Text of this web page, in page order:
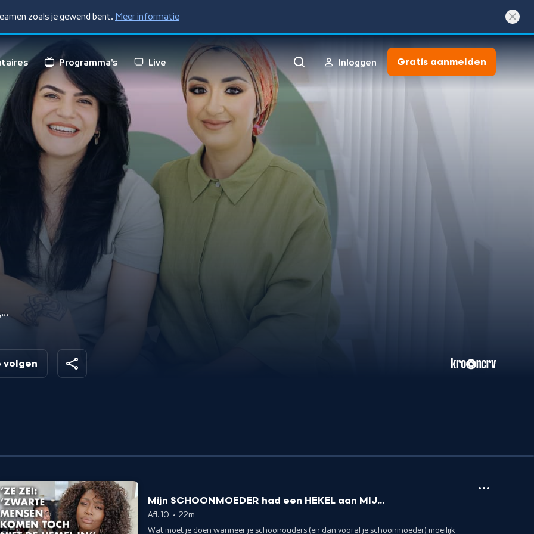
zoals je gewend bent. Meer informatie
Programma's Live Inloggen Gratis aanmelden
volgen
Mijn SCHOONMOEDER had een HEKEL aan MIJ...
Afl. 10 • 22m
Wat moet je doen wanneer je schoonouders (en dan vooral je schoonmoeder) moeilijk